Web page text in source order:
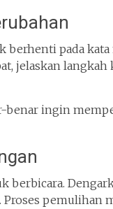
berhenti pada
jelaskan langkah
ingin
berbicara.
Proses pemulihan